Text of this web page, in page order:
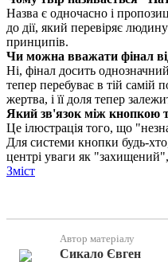
Назва є одночасно і
до дії, який перевіряє
принципів.
Чи можна вважати фінал
Ні, фінал досить
тепер перебуває в тій самій
жертва, і її доля тепер
Який зв'язок між кнопкою
Це ілюстрація того, що
Для системи кнопки будь-
центрі уваги як
Зміст
Автор матеріалу
Сикало Євген